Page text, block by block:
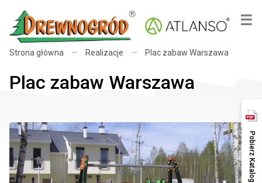
☰
×
Pobierz Katalog
Strona główna — Realizacje — Plac zabaw Warszawa
Plac zabaw Warszawa